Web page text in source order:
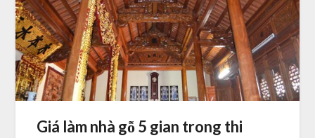
Giá làm nhà gỗ 5 gian trong thi